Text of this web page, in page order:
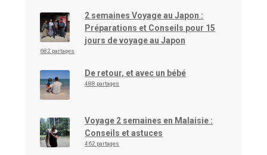
2 semaines Voyage au Japon :
Préparations et Conseils pour 15
jours de voyage au Japon
682 partages
De retour, et avec un bébé
488 partages
Voyage 2 semaines en Malaisie :
Conseils et astuces
462 partages